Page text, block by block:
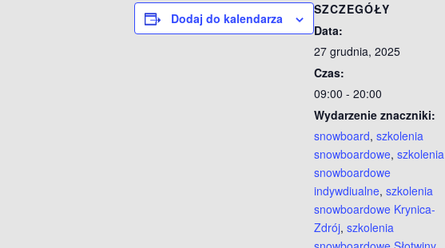
Dodaj do kalendarza
SZCZEGÓŁY
Data:
27 grudnia, 2025
Czas:
09:00 - 20:00
Wydarzenie znaczniki:
snowboard, szkolenia
snowboardowe, szkolenia
snowboardowe
indywdiualne, szkolenia
snowboardowe Krynica-
Zdrój, szkolenia